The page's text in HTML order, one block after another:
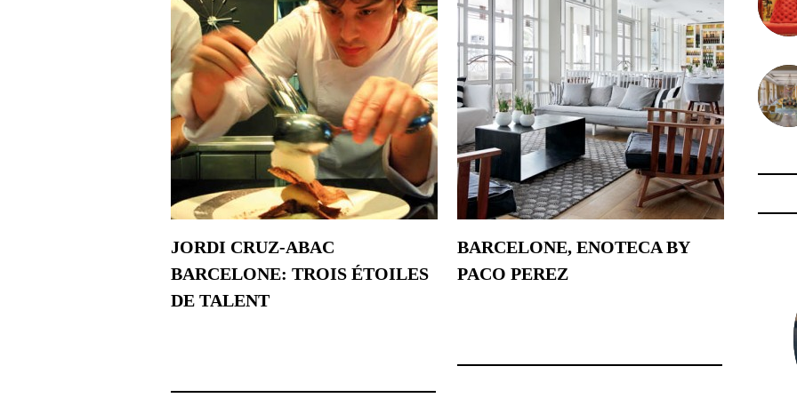
JORDI CRUZ-ABAC
BARCELONE: TROIS ÉTOILES
DE TALENT
BARCELONE, ENOTECA BY
PACO PEREZ